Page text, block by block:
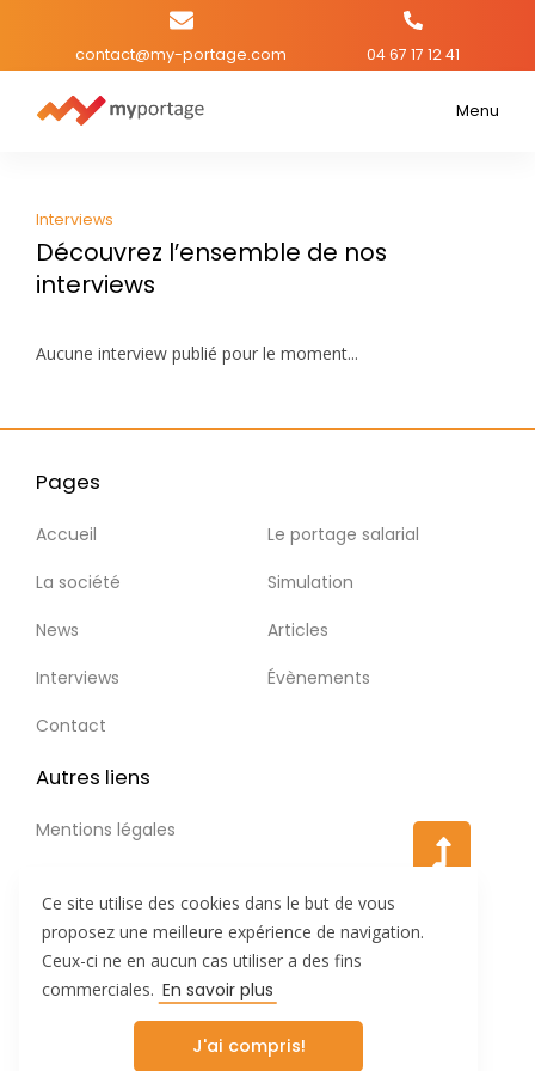
Ce site utilise des cookies dans le but de vous
proposez une meilleure expérience de navigation.
Ceux-ci ne en aucun cas utiliser a des fins
commerciales. En savoir plus
J'ai compris!
Portage
-
Interviews
contact@my-portage.com 04 67 17 12 41
Espace
pour
le
site
Menu
Simulation
Interviews
Découvrez l’ensemble de nos
interviews
Aucune interview publié pour le moment...
Pages
Accueil
Le portage salarial
La société
Simulation
News
Articles
Interviews
Évènements
Contact
Autres liens
Mentions légales
Tous droits réservés © 2021 Myportage.